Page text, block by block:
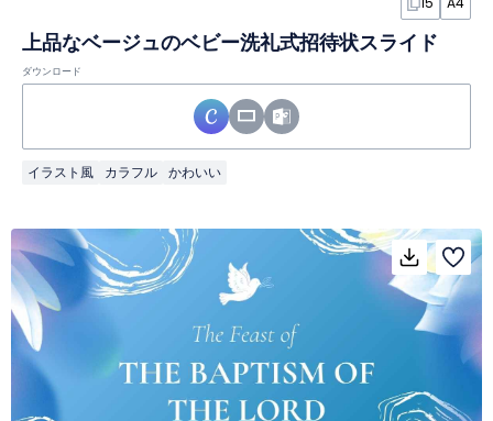
上品なベージュのベビー洗礼式招待状スライド
ダウンロード
イラスト風 カラフル かわいい